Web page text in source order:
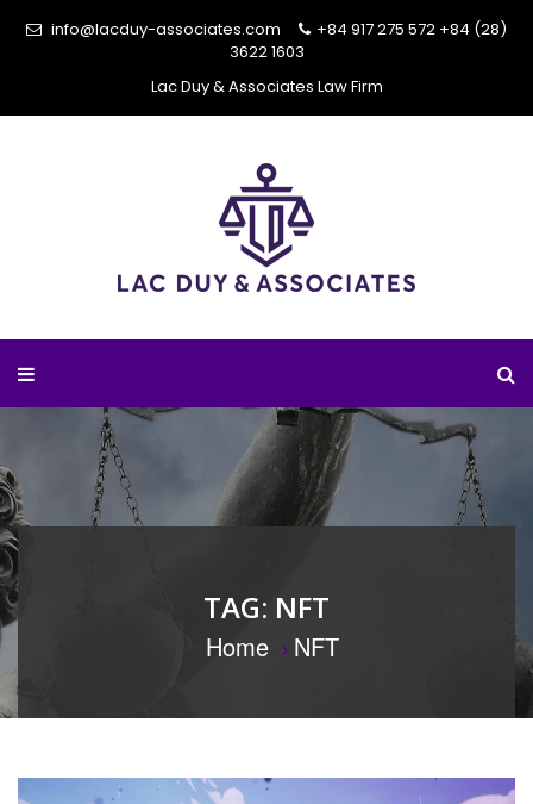
info@lacduy-associates.com +84 917 275 572 +84 (28)
3622 1603
Lac Duy & Associates Law Firm
TAG: NFT
Home NFT